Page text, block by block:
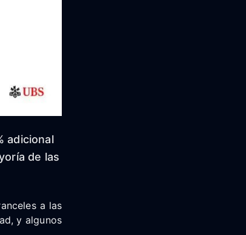
adicional
de las
a las
y algunos